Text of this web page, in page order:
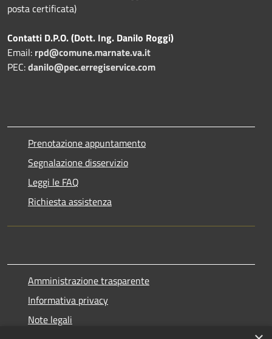
posta certificata)
Contatti D.P.O. (Dott. Ing. Danilo Roggi)
Email: rpd@comune.marnate.va.it
PEC:danilo@pec.erregiservice.com
Prenotazione appuntamento
Segnalazione disservizio
Leggi le FAQ
Richiesta assistenza
Amministrazione trasparente
Informativa privacy
Note legali